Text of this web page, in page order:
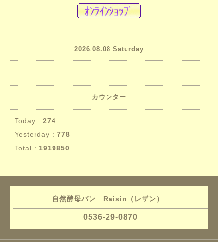
2026.08.08 Saturday
カウンター
Today : 274
Yesterday : 778
Total : 1919850
自然酵母パン Raisin（レザン）
0536-29-0870